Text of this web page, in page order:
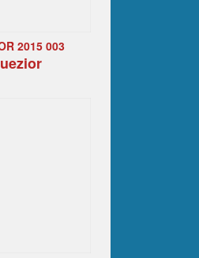
2015 003